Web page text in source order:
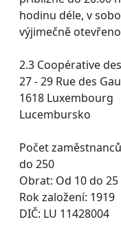
hodinu déle, v
výjimečně
2.3 Coopérative
27 - 29 Rue des
1618 Luxembourg
Lucembursko
Počet
do 250
Obrat: Od 10 do 25
Rok založení: 1919
DIČ: LU 11428004